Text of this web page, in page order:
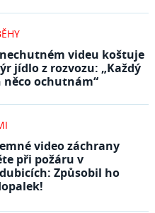
videu koštuje
jídlo z rozvozu: „Každý
něco ochutnám“
video záchrany
při požáru v
Způsobil ho